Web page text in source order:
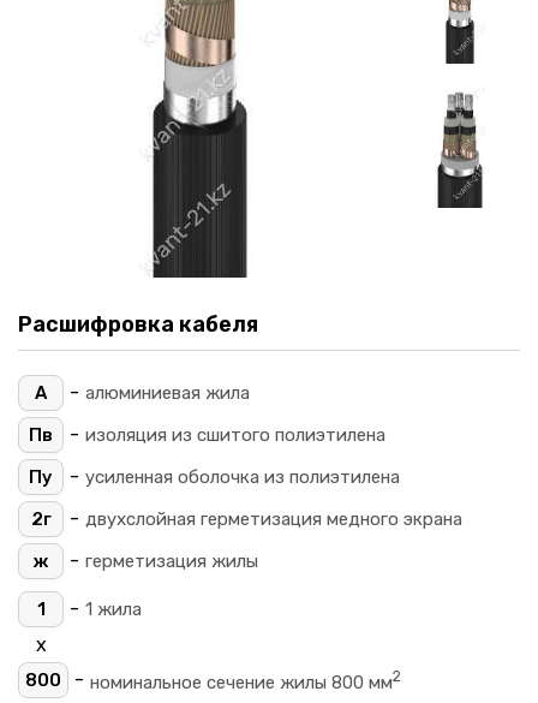
Расшифровка кабеля
А - алюминиевая жила
Пв
- изоляция из сшитого полиэтилена
Пу
- усиленная оболочка из полиэтилена
2г
- двухслойная герметизация медного экрана
ж
- герметизация жилы
1 - 1 жила
х
800 - номинальное сечение жилы 800 мм2